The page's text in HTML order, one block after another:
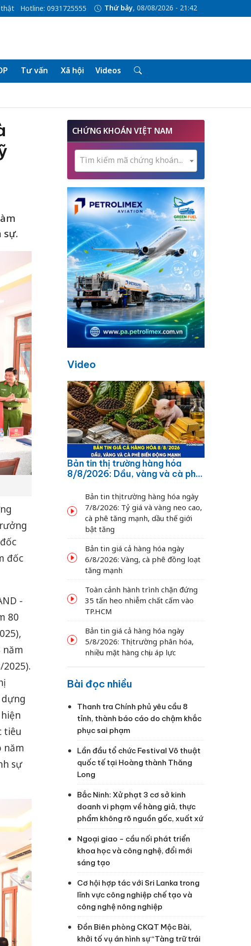
thật Hotline: 0931725555 Thứ bảy, 08/08/2026 - 21:42
Tư vấn Xã hội Videos
sự.
đốc
-
80
năm
tiêu
năm
sự
CHỨNG KHOÁN VIỆT NAM
Tìm kiếm mã chứng khoán...
Video
Bản tin thị trường hàng hóa
8/8/2026: Dầu, vàng và cà phê
Bản tin thị trường hàng hóa ngày
7/8/2026: Tỷ giá và vàng neo cao,
cà phê tăng mạnh, dầu thế giới
bật tăng
Bản tin giá cả hàng hóa ngày
6/8/2026: Vàng, cà phê đồng loạt
tăng mạnh
Toàn cảnh hành trình chặn đứng
35 tấn heo nhiễm chất cấm vào
TP.HCM
Bản tin giá cả hàng hóa ngày
5/8/2026: Thị trường phân hóa,
nhiều mặt hàng chịu áp lực
Bài đọc nhiều
Thanh tra Chính phủ yêu cầu 8
tỉnh, thành báo cáo do chậm khắc
phục sai phạm
Lần đầu tổ chức Festival Võ thuật
quốc tế tại Hoàng thành Thăng
Long
Bắc Ninh: Xử phạt 3 cơ sở kinh
doanh vi phạm về hàng giả, thực
phẩm không rõ nguồn gốc, xuất xứ
Ngoại giao - cầu nối phát triển
khoa học và công nghệ, đổi mới
sáng tạo
Cơ hội hợp tác với Sri Lanka trong
lĩnh vực công nghiệp chế tạo và
công nghệ nông nghiệp
Đồn Biên phòng CKQT Mộc Bài,
khởi tố vụ án hình sự “Tàng trữ trái